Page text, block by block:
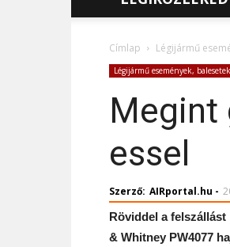
Címlap Légijármű
Légijármű események, balesetek
Megint
essel
Szerző: AIRportal.hu -
Röviddel a
& Whitney PW4077